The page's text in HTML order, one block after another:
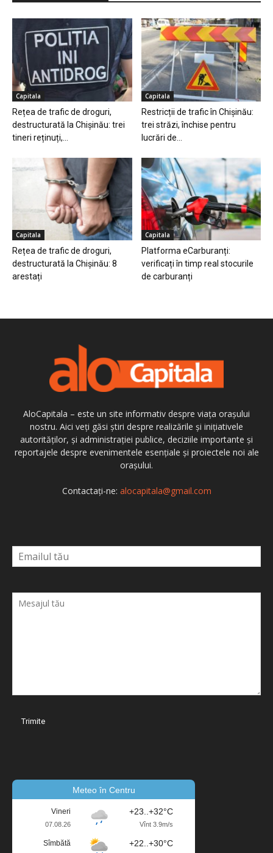
Capitala
Rețea de trafic de droguri,
destructurată la Chișinău: trei
tineri reținuți,...
Capitala
Restricții de trafic în Chișinău:
trei străzi, închise pentru
lucrări de...
Capitala
Rețea de trafic de droguri,
destructurată la Chișinău: 8
arestați
Capitala
Platforma eCarburanți:
verificați în timp real stocurile
de carburanți
AloCapitala – este un site informativ despre viața orașului
nostru. Aici veți găsi știri despre realizările și inițiativele
autorităților, și administrației publice, deciziile importante și
reportajele despre evenimentele esențiale și proiectele noi ale
orașului.
Contactați-ne: alocapitala@gmail.com
Meteo în Centru
Vineri
07.08.26
+23..+32°C
Vînt 3.9m/s
Sîmbătă +22..+30°C